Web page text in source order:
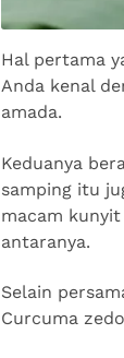
Hal pertama
Anda kenal
amada.
Keduanya
samping itu
macam kunyit
antaranya.
Selain
Curcuma